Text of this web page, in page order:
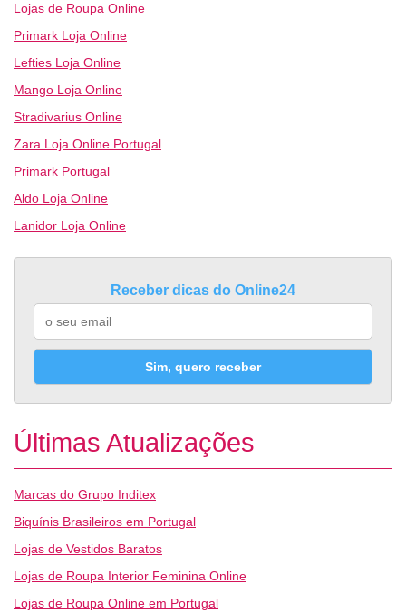
Lojas de Roupa Online
Primark Loja Online
Lefties Loja Online
Mango Loja Online
Stradivarius Online
Zara Loja Online Portugal
Primark Portugal
Aldo Loja Online
Lanidor Loja Online
Receber dicas do Online24
Sim, quero receber
Últimas Atualizações
Marcas do Grupo Inditex
Biquínis Brasileiros em Portugal
Lojas de Vestidos Baratos
Lojas de Roupa Interior Feminina Online
Lojas de Roupa Online em Portugal